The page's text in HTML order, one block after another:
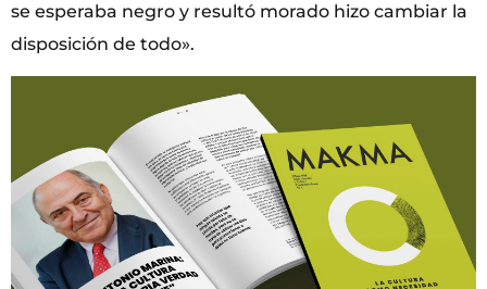
se esperaba negro y resultó morado hizo cambiar la
disposición de todo».